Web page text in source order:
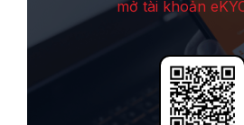
mở tài khoản